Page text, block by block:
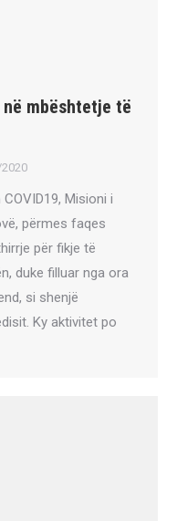
mbështetje të
Misioni i
përmes faqes
për fikje të
duke filluar nga ora
si shenjë
Ky aktivitet po